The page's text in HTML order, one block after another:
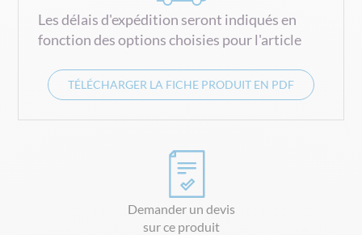
Les délais d'expédition seront indiqués en
fonction des options choisies pour l'article
TÉLÉCHARGER LA FICHE PRODUIT EN PDF
Demander un devis
sur ce produit